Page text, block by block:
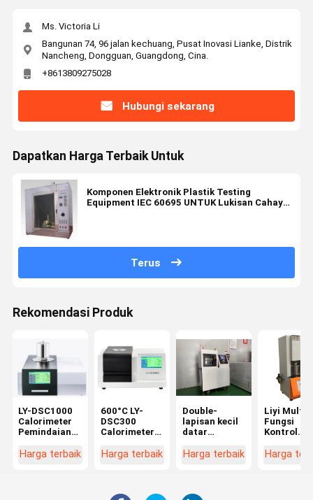
Ms. Victoria Li
Bangunan 74, 96 jalan kechuang, Pusat Inovasi Lianke, Distrik
Nancheng, Dongguan, Guangdong, Cina.
+8613809275028
Hubungi sekarang
Dapatkan Harga Terbaik Untuk
Komponen Elektronik Plastik Testing
Equipment IEC 60695 UNTUK Lukisan Cahaya
Terus
Rekomendasi Produk
LY-DSC1000
Calorimeter
Pemindaian
Suhu 1150°C
Harga terbaik
600°C LY-
DSC300
Calorimeter
Diferensial
Harga terbaik
Double-
lapisan kecil
datar
Hot press
Harga terbaik
Liyi Multi-
Fungsi
Kontrol
Rotorless
Harga